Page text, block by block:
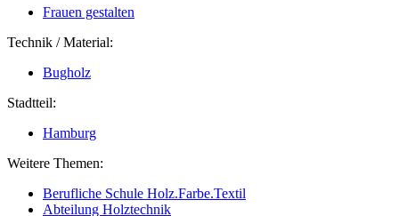
Frauen gestalten
Technik / Material:
Bugholz
Stadtteil:
Hamburg
Weitere Themen:
Berufliche Schule Holz.Farbe.Textil
Abteilung Holztechnik